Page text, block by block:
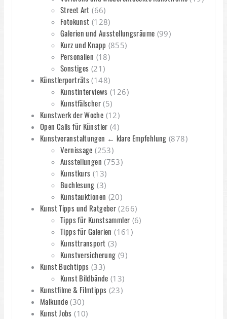
Street Art (66)
Fotokunst (128)
Galerien und Ausstellungsräume (99)
Kurz und Knapp (855)
Personalien (18)
Sonstiges (21)
Künstlerporträts (148)
Kunstinterviews (126)
Kunstfälscher(5)
Kunstwerk der Woche (12)
Open Calls für Künstler (4)
Kunstveranstaltungen ← klare Empfehlung (878)
Vernissage (253)
Ausstellungen (753)
Kunstkurs (13)
Buchlesung (3)
Kunstauktionen (20)
Kunst Tipps und Ratgeber (266)
Tipps für Kunstsammler (6)
Tipps für Galerien (161)
Kunsttransport (3)
Kunstversicherung (9)
Kunst Buchtipps (33)
Kunst Bildbände (13)
Kunstfilme & Filmtipps (23)
Malkunde (30)
Kunst Jobs (10)